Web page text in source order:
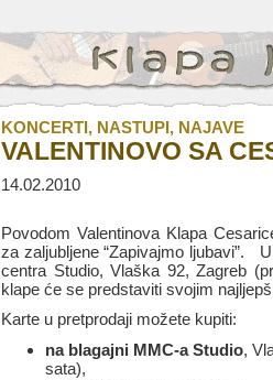
KONCERTI, NASTUPI, NAJAVE
VALENTINOVO SA
14.02.2010
Povodom Valentinova Klapa
za zaljubljene “Zapivajmo ljubavi”.
centra Studio, Vlaška 92, Zagreb
klape će se predstaviti svojim
Karte u pretprodaji možete kupiti:
na blagajni MMC-a Studio,
sata),